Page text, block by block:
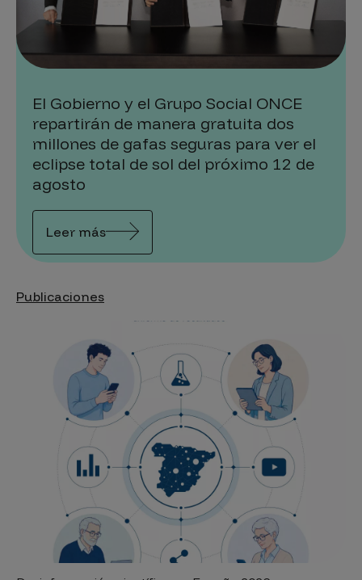
El Gobierno y el Grupo Social ONCE
repartirán de manera gratuita dos
millones de gafas seguras para ver el
eclipse total de sol del próximo 12 de
agosto
Leer más
Publicaciones